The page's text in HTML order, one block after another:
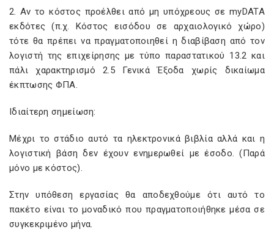
2. Αν το κόστος προέλθει από μη υπόχρεους σε myDATA
εκδότες (π.χ. Κόστος εισόδου σε αρχαιολογικό χώρο)
τότε θα πρέπει να πραγματοποιηθεί η διαβίβαση από τον
λογιστή της επιχείρησης με τύπο παραστατικού 13.2 και
πάλι χαρακτηρισμό 2.5 Γενικά Έξοδα χωρίς δικαίωμα
έκπτωσης ΦΠΑ.
Ιδιαίτερη σημείωση:
Μέχρι το στάδιο αυτό τα ηλεκτρονικά βιβλία αλλά και η
λογιστική βάση δεν έχουν ενημερωθεί με έσοδο. (Παρά
μόνο με κόστος).
Στην υπόθεση εργασίας θα αποδεχθούμε ότι αυτό το
πακέτο είναι το μοναδικό που πραγματοποιήθηκε μέσα σε
συγκεκριμένο μήνα.